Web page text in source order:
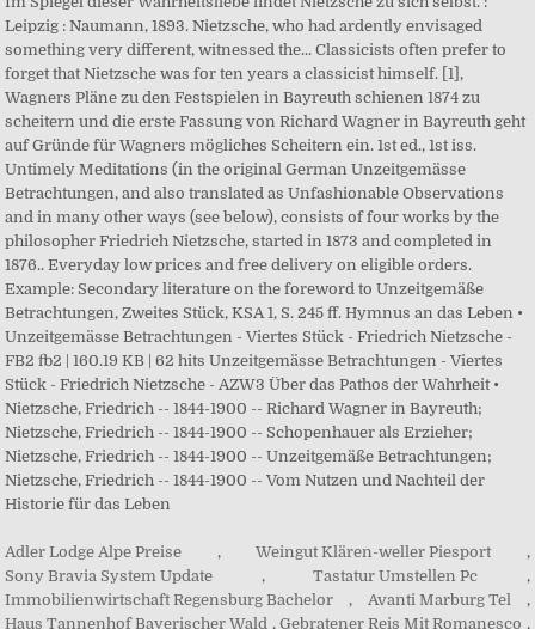
Adler Lodge Alpe Preise , Weingut Klären-weller Piesport
,
Sony Bravia System Update
, Tastatur Umstellen Pc
,
Immobilienwirtschaft Regensburg Bachelor
, Avanti Marburg Tel
,
Haus Tannenhof Bayerischer Wald , Gebratener Reis Mit Romanesco ,